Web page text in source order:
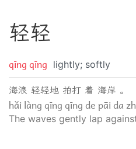
轻轻
qīng qīng lightly; softly
海浪 轻轻地 拍打 着 海岸 。
hǎi làng qīng qīng de pāi da
The waves gently lap